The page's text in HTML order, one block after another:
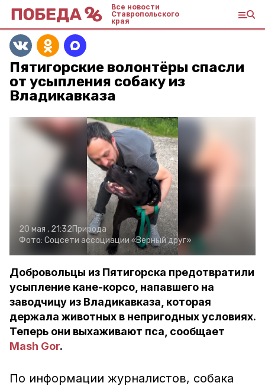
Все новости
Ставропольского
края
Пятигорские волонтёры спасли
от усыпления собаку из
Владикавказа
20 мая , 21:32Природа
Фото: Соцсети ассоциации «Верный друг»
Добровольцы из Пятигорска предотвратили
усыпление кане-корсо, напавшего на
заводчицу из Владикавказа, которая
держала животных в непригодных условиях.
Теперь они выхаживают пса, сообщает
Mash Gor.
По информации журналистов, собака